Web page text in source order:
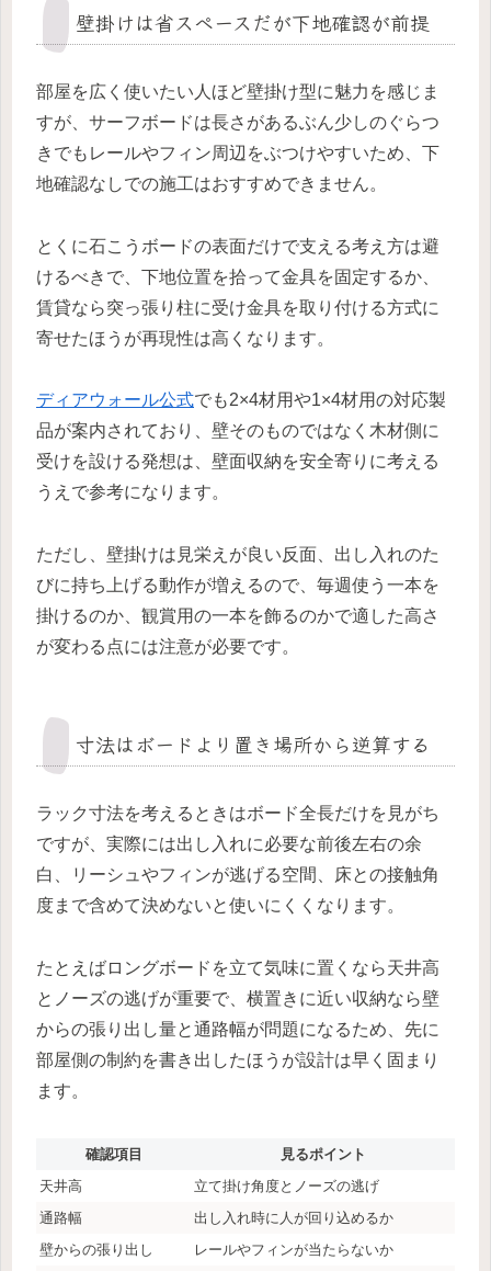
壁掛けは省スペースだが下地確認が前提
部屋を広く使いたい人ほど壁掛け型に魅力を感じま
すが、サーフボードは長さがあるぶん少しのぐらつ
きでもレールやフィン周辺をぶつけやすいため、下
地確認なしでの施工はおすすめできません。
とくに石こうボードの表面だけで支える考え方は避
けるべきで、下地位置を拾って金具を固定するか、
賃貸なら突っ張り柱に受け金具を取り付ける方式に
寄せたほうが再現性は高くなります。
ディアウォール公式でも2×4材用や1×4材用の対応製
品が案内されており、壁そのものではなく木材側に
受けを設ける発想は、壁面収納を安全寄りに考える
うえで参考になります。
ただし、壁掛けは見栄えが良い反面、出し入れのた
びに持ち上げる動作が増えるので、毎週使う一本を
掛けるのか、観賞用の一本を飾るのかで適した高さ
が変わる点には注意が必要です。
寸法はボードより置き場所から逆算する
ラック寸法を考えるときはボード全長だけを見がち
ですが、実際には出し入れに必要な前後左右の余
白、リーシュやフィンが逃げる空間、床との接触角
度まで含めて決めないと使いにくくなります。
たとえばロングボードを立て気味に置くなら天井高
とノーズの逃げが重要で、横置きに近い収納なら壁
からの張り出し量と通路幅が問題になるため、先に
部屋側の制約を書き出したほうが設計は早く固まり
ます。
確認項目
見るポイント
天井高
立て掛け角度とノーズの逃げ
通路幅
出し入れ時に人が回り込めるか
壁からの張り出し
レールやフィンが当たらないか